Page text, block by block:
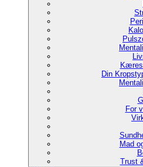
Din
For
Mad
Trust